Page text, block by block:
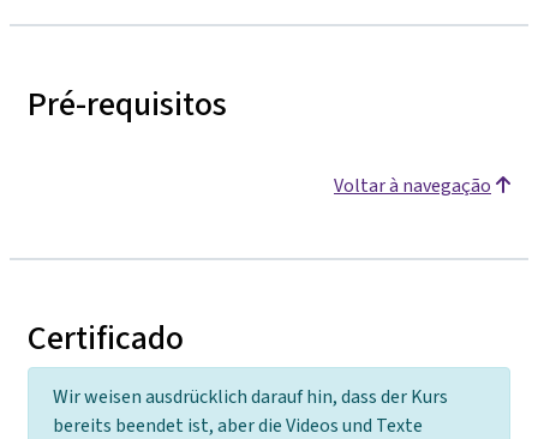
Pré-requisitos
Voltar à navegação
Certificado
Wir weisen ausdrücklich darauf hin, dass der Kurs
bereits beendet ist, aber die Videos und Texte